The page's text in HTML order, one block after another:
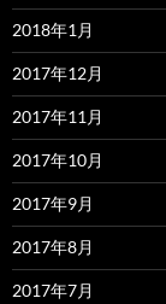
2018年1月
2017年12月
2017年11月
2017年10月
2017年9月
2017年8月
2017年7月